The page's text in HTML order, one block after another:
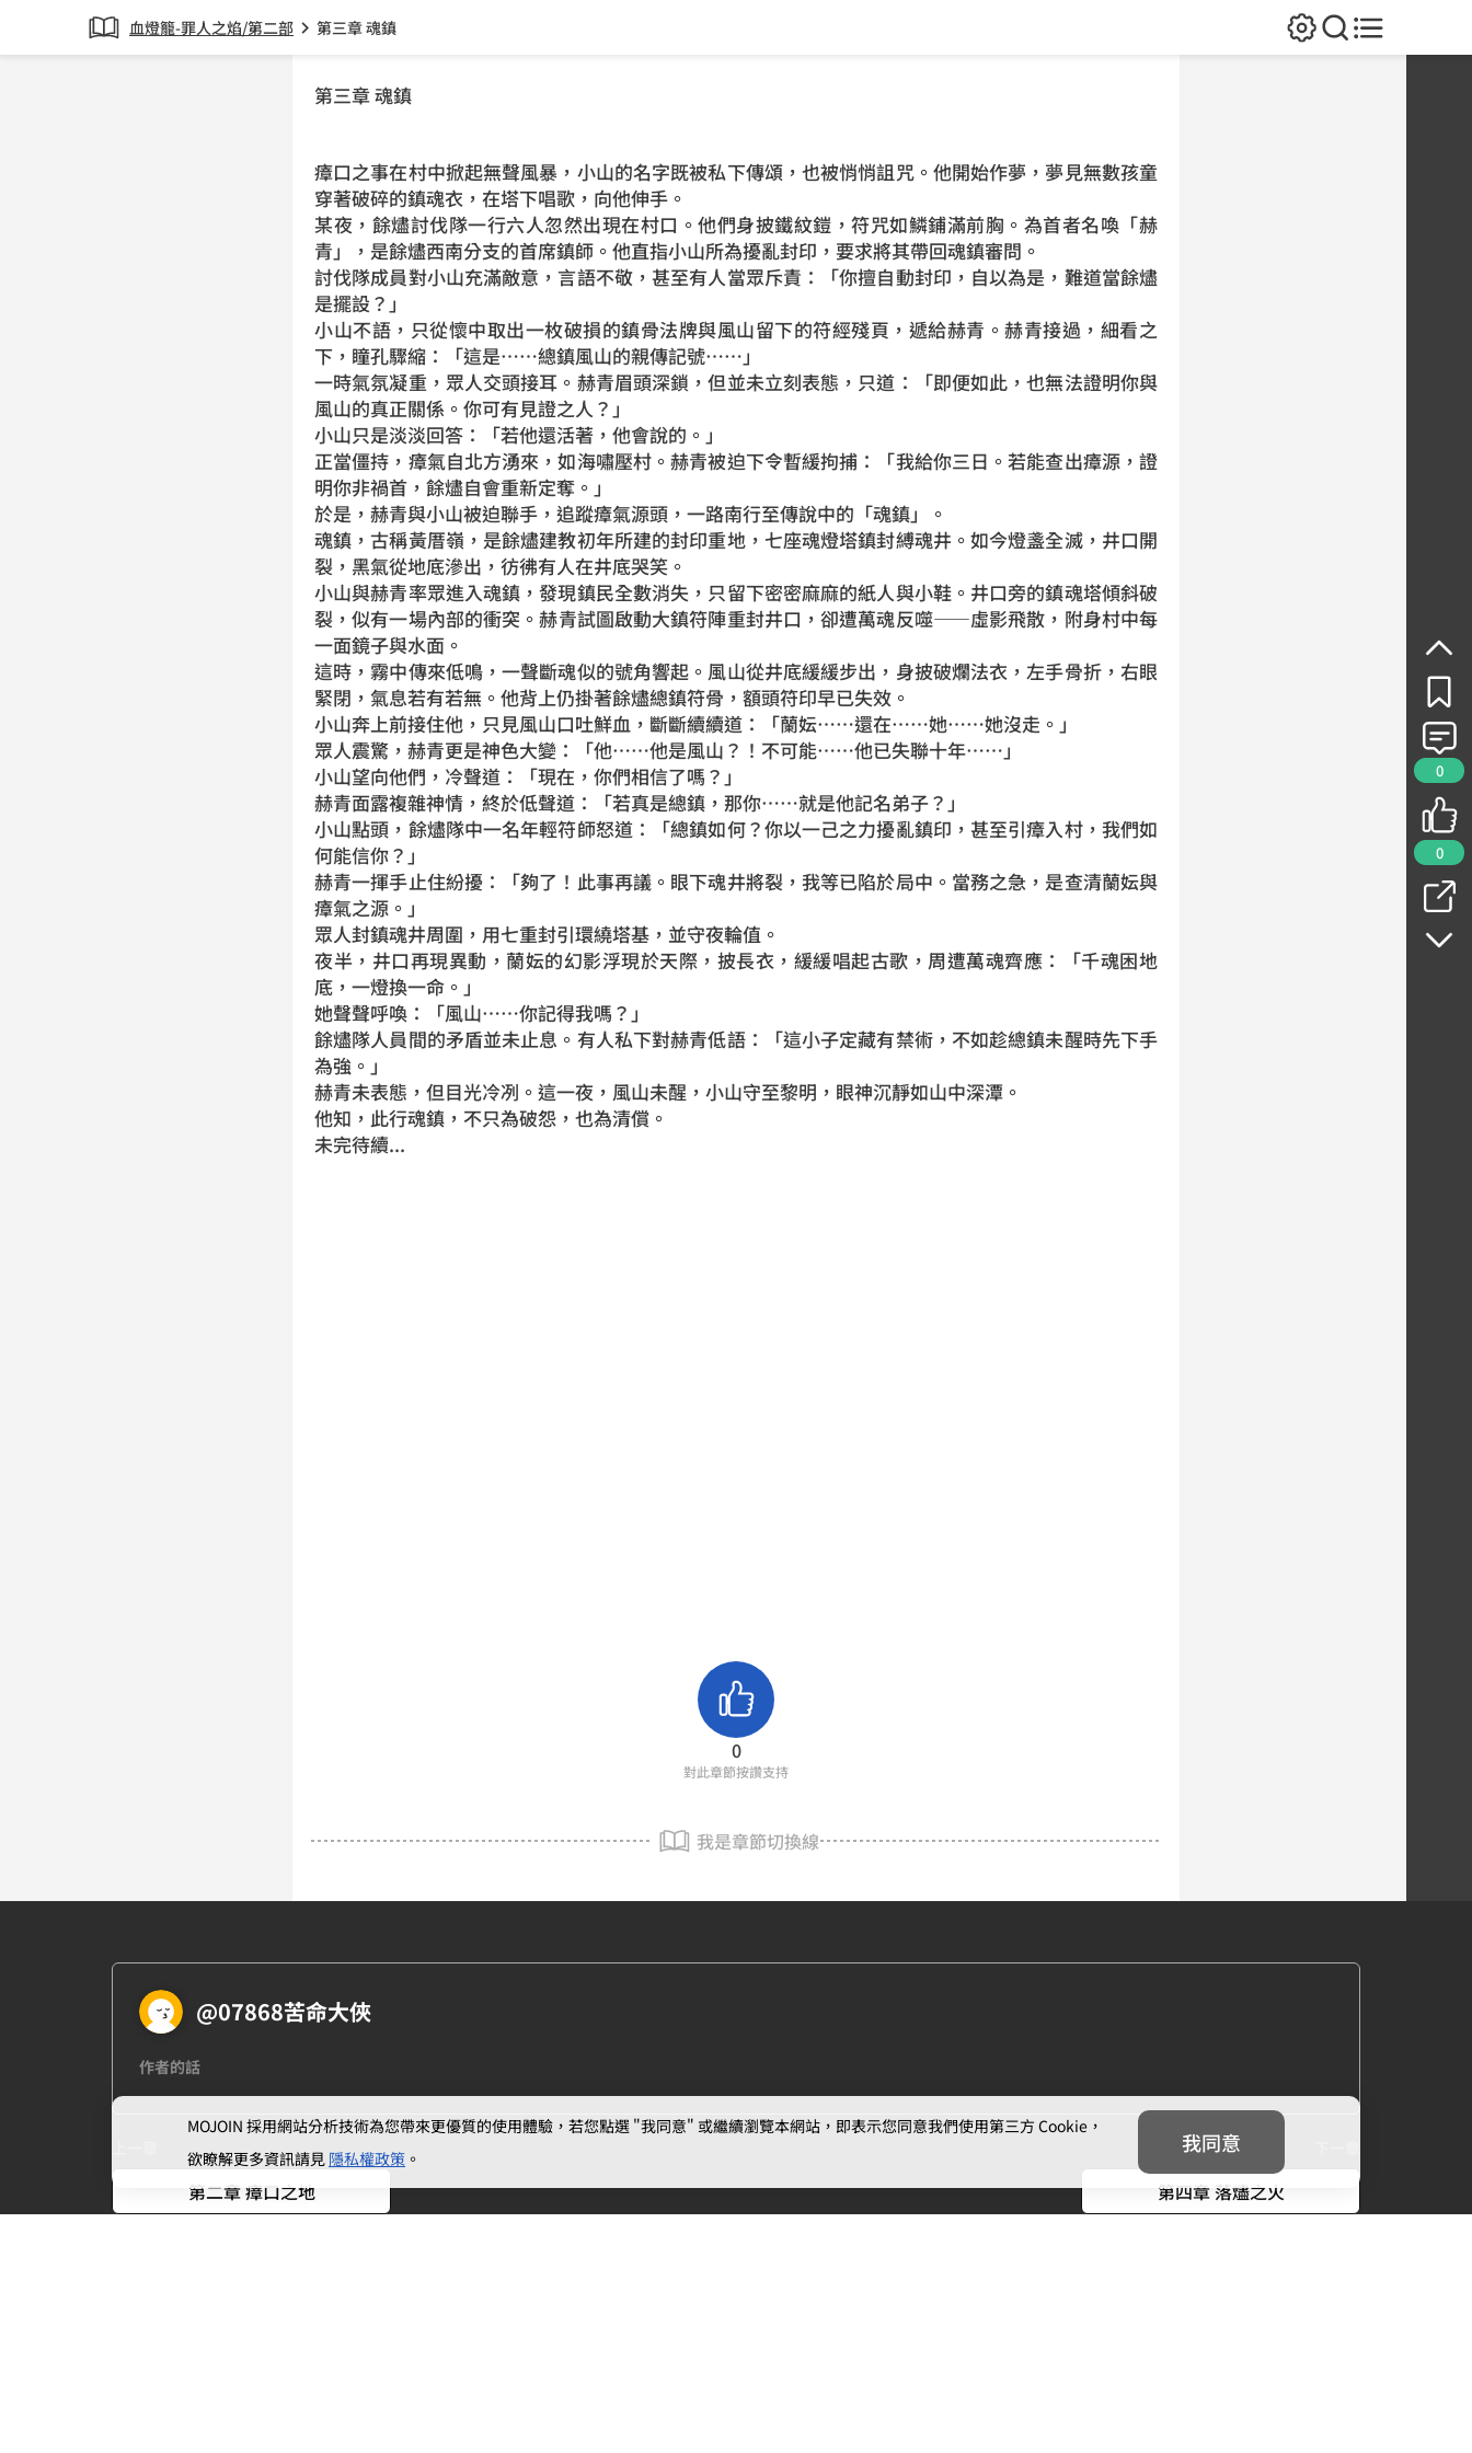
血燈籠-罪人之焰/第二部 chevron_right 第三章 魂鎮
0
0
第三章 魂鎮
瘴口之事在村中掀起無聲風暴，小山的名字既被私下傳頌，也被悄悄詛咒。他開始作夢，夢見無數孩童
穿著破碎的鎮魂衣，在塔下唱歌，向他伸手。
某夜，餘燼討伐隊一行六人忽然出現在村口。他們身披鐵紋鎧，符咒如鱗鋪滿前胸。為首者名喚「赫
青」，是餘燼西南分支的首席鎮師。他直指小山所為擾亂封印，要求將其帶回魂鎮審問。
討伐隊成員對小山充滿敵意，言語不敬，甚至有人當眾斥責：「你擅自動封印，自以為是，難道當餘燼
是擺設？」
小山不語，只從懷中取出一枚破損的鎮骨法牌與風山留下的符經殘頁，遞給赫青。赫青接過，細看之
下，瞳孔驟縮：「這是……總鎮風山的親傳記號……」
一時氣氛凝重，眾人交頭接耳。赫青眉頭深鎖，但並未立刻表態，只道：「即便如此，也無法證明你與
風山的真正關係。你可有見證之人？」
小山只是淡淡回答：「若他還活著，他會說的。」
正當僵持，瘴氣自北方湧來，如海嘯壓村。赫青被迫下令暫緩拘捕：「我給你三日。若能查出瘴源，證
明你非禍首，餘燼自會重新定奪。」
於是，赫青與小山被迫聯手，追蹤瘴氣源頭，一路南行至傳說中的「魂鎮」。
魂鎮，古稱黃厝嶺，是餘燼建教初年所建的封印重地，七座魂燈塔鎮封縛魂井。如今燈盞全滅，井口開
裂，黑氣從地底滲出，彷彿有人在井底哭笑。
小山與赫青率眾進入魂鎮，發現鎮民全數消失，只留下密密麻麻的紙人與小鞋。井口旁的鎮魂塔傾斜破
裂，似有一場內部的衝突。赫青試圖啟動大鎮符陣重封井口，卻遭萬魂反噬——虛影飛散，附身村中每
一面鏡子與水面。
這時，霧中傳來低鳴，一聲斷魂似的號角響起。風山從井底緩緩步出，身披破爛法衣，左手骨折，右眼
緊閉，氣息若有若無。他背上仍掛著餘燼總鎮符骨，額頭符印早已失效。
小山奔上前接住他，只見風山口吐鮮血，斷斷續續道：「蘭妘……還在……她……她沒走。」
眾人震驚，赫青更是神色大變：「他……他是風山？！不可能……他已失聯十年……」
小山望向他們，冷聲道：「現在，你們相信了嗎？」
赫青面露複雜神情，終於低聲道：「若真是總鎮，那你……就是他記名弟子？」
小山點頭，餘燼隊中一名年輕符師怒道：「總鎮如何？你以一己之力擾亂鎮印，甚至引瘴入村，我們如
何能信你？」
赫青一揮手止住紛擾：「夠了！此事再議。眼下魂井將裂，我等已陷於局中。當務之急，是查清蘭妘與
瘴氣之源。」
眾人封鎮魂井周圍，用七重封引環繞塔基，並守夜輪值。
夜半，井口再現異動，蘭妘的幻影浮現於天際，披長衣，緩緩唱起古歌，周遭萬魂齊應：「千魂困地
底，一燈換一命。」
她聲聲呼喚：「風山……你記得我嗎？」
餘燼隊人員間的矛盾並未止息。有人私下對赫青低語：「這小子定藏有禁術，不如趁總鎮未醒時先下手
為強。」
赫青未表態，但目光冷冽。這一夜，風山未醒，小山守至黎明，眼神沉靜如山中深潭。
他知，此行魂鎮，不只為破怨，也為清償。
未完待續...
0
對此章節按讚支持
我是章節切換線
@07868苦命大俠
作者的話
第二章 瘴口之地 第四章 落燼之火
MOJOIN 採用網站分析技術為您帶來更優質的使用體驗，若您點選 "我同意" 或繼續瀏覽本網站，即表示您同意我們使用第三方 Cookie，
欲瞭解更多資訊請見 隱私權政策 。
我同意